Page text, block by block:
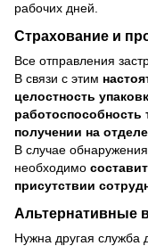
рабочих дней.
Страхование и
Все отправления
В связи с этим
целостность
работоспособность
получении на
В случае
необходимо
присутствии
Альтернативные
Нужна другая служба